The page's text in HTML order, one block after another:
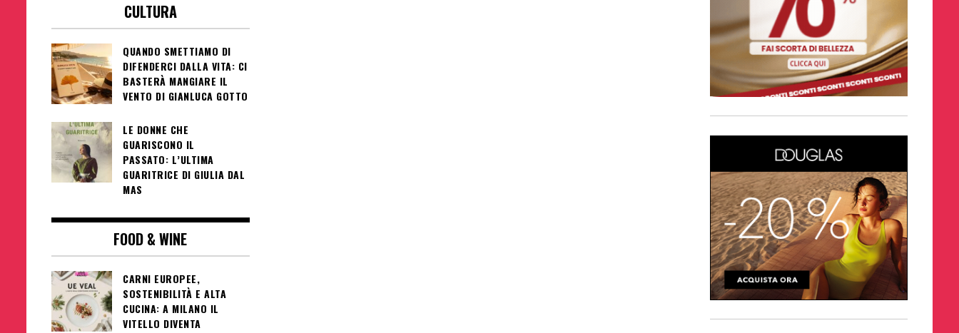
CULTURA
QUANDO SMETTIAMO DI
DIFENDERCI DALLA VITA: CI
BASTERÀ MANGIARE IL
VENTO DI GIANLUCA GOTTO
LE DONNE CHE
GUARISCONO IL
PASSATO: L’ULTIMA
GUARITRICE DI GIULIA DAL
MAS
FOOD & WINE
CARNI EUROPEE,
SOSTENIBILITÀ E ALTA
CUCINA: A MILANO IL
VITELLO DIVENTA